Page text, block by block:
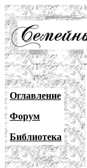
Оглавление
Форум
Библиотека